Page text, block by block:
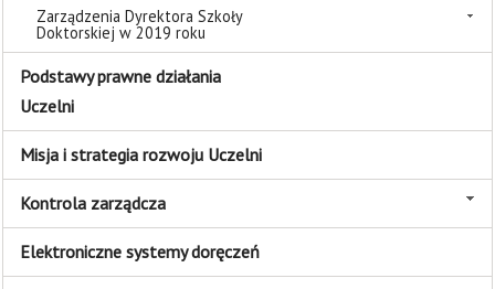
Zarządzenia Dyrektora Szkoły
Doktorskiej w 2019 roku
Podstawy prawne działania
Uczelni
Misja i strategia rozwoju Uczelni
Kontrola zarządcza
Elektroniczne systemy doręczeń